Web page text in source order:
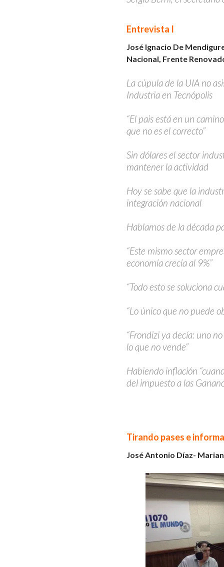
Entrevista I
José Ignacio De
Nacional, Frente
La cúpula de la UIA no
Industria en Tecnópolis
“El pais está en un
que no es el correcto”
Sin dólares el sector
mantener la actividad
Hoy se sabe que la
integración nacional
Hablamos de la década
“Este mismo sector
economía crecía al 9%”
“Todo esto se soluciona
“Lo único que no puede
“Frondizi ya decía: uno
lo que no vende”
Habiendo inflación
del impuesto a las
Tirando pases e
José Antonio Díaz-